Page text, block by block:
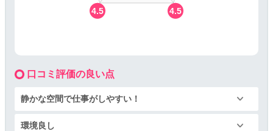
4.5
4.5
口コミ評価の良い点
静かな空間で仕事がしやすい！
環境良し